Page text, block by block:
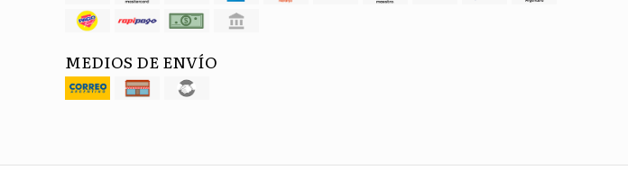
MEDIOS DE ENVÍO